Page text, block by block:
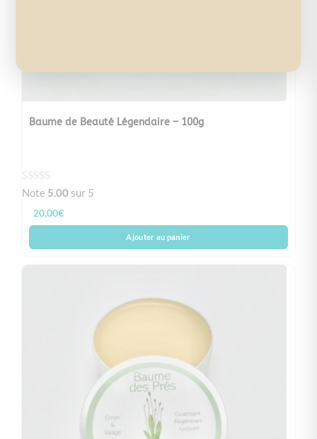
Baume de Beauté Légendaire – 100g
Note 5.00 sur 5
20,00€
Ajouter au panier